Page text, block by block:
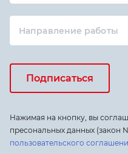
Направление работы
Подписаться
Нажимая на кнопку, вы
пресональных данных (закон
пользовательского